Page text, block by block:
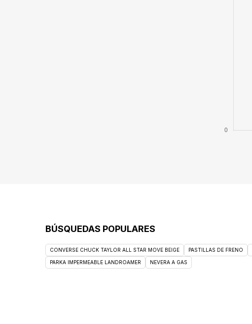
BÚSQUEDAS POPULARES
CONVERSE CHUCK TAYLOR ALL STAR MOVE BEIGE PASTILLAS DE FRENO
PARKA IMPERMEABLE LANDROAMER NEVERA A GAS